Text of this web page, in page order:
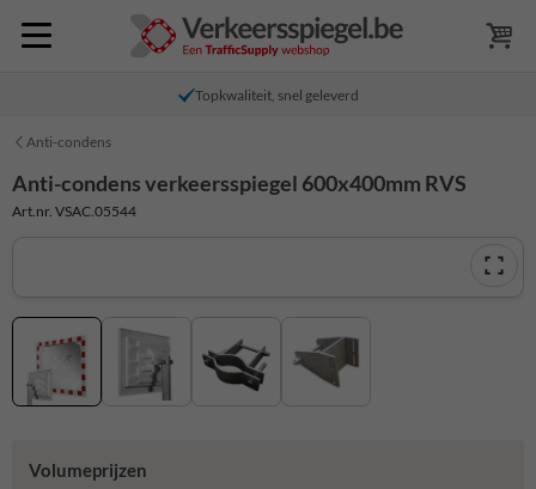
Topkwaliteit, snel geleverd
Anti-condens
Anti-condens verkeersspiegel 600x400mm RVS
Art.nr. VSAC.05544
Volumeprijzen